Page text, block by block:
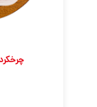
چرخکرده گوساله